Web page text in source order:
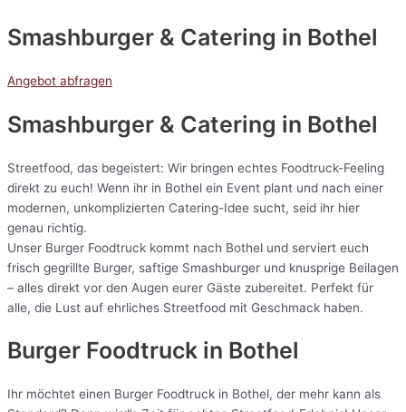
Smashburger & Catering in Bothel
Angebot abfragen
Smashburger & Catering in Bothel
Streetfood, das begeistert: Wir bringen echtes Foodtruck-Feeling
direkt zu euch! Wenn ihr in Bothel ein Event plant und nach einer
modernen, unkomplizierten Catering-Idee sucht, seid ihr hier
genau richtig.
Unser Burger Foodtruck kommt nach Bothel und serviert euch
frisch gegrillte Burger, saftige Smashburger und knusprige Beilagen
– alles direkt vor den Augen eurer Gäste zubereitet. Perfekt für
alle, die Lust auf ehrliches Streetfood mit Geschmack haben.
Burger Foodtruck in Bothel
Ihr möchtet einen Burger Foodtruck in Bothel, der mehr kann als